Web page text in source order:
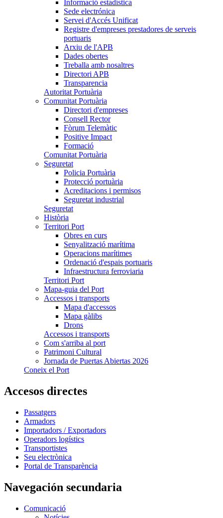
Informació estadística
Sede electrónica
Servei d'Accés Unificat
Registre d'empreses prestadores de serveis
portuaris
Arxiu de l'APB
Dades obertes
Treballa amb nosaltres
Directori APB
Transparencia
Autoritat Portuària
Comunitat Portuària
Directori d'empreses
Consell Rector
Fòrum Telemàtic
Positive Impact
Formació
Comunitat Portuària
Seguretat
Policia Portuària
Protecció portuària
Acreditacions i permisos
Seguretat industrial
Seguretat
Història
Territori Port
Obres en curs
Senyalització marítima
Operacions marítimes
Ordenació d'espais portuaris
Infraestructura ferroviaria
Territori Port
Mapa-guia del Port
Accessos i transports
Mapa d'accessos
Mapa gàlibs
Drons
Accessos i transports
Com s'arriba al port
Patrimoni Cultural
Jornada de Puertas Abiertas 2026
Coneix el Port
Accesos directes
Passatgers
Armadors
Importadors / Exportadors
Operadors logístics
Transportistes
Seu electrònica
Portal de Transparència
Navegación secundaria
Comunicació